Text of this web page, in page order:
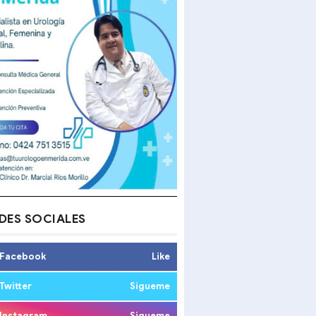
SOCIALES
Like
Sigueme